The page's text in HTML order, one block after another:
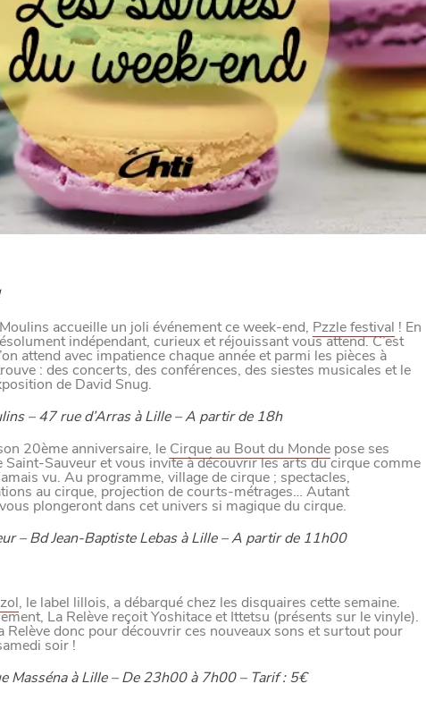
accueille un joli événement ce week-end, Pzzle festival ! En
indépendant, curieux et réjouissant vous attend. C’est
attend avec impatience chaque année et parmi les pièces à
: des concerts, des conférences, des siestes musicales et le
de David Snug.
– 47 rue d’Arras à Lille – A partir de 18h
20ème anniversaire, le Cirque au Bout du Mondepose ses
Saint-Sauveur et vous invite à découvrir les arts du cirque comme
vu. Au programme, village de cirque ; spectacles,
au cirque, projection de courts-métrages… Autant
plongeront dans cet univers si magique du cirque.
– Bd Jean-Baptiste Lebas à Lille – A partir de 11h00
, le label lillois, a débarqué chez les disquaires cette semaine.
La Relève reçoit Yoshitace et Ittetsu (présents sur le vinyle).
Relève donc pour découvrir ces nouveaux sons et surtout pour
soir !
Masséna à Lille – De 23h00 à 7h00 – Tarif : 5€